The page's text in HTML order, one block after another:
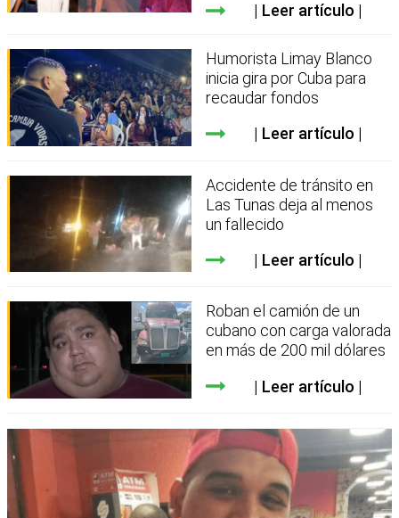
Leer artículo
Humorista Limay Blanco
inicia gira por Cuba para
recaudar fondos
Leer artículo
Accidente de tránsito en
Las Tunas deja al menos
un fallecido
Leer artículo
Roban el camión de un
cubano con carga valorada
en más de 200 mil dólares
Leer artículo